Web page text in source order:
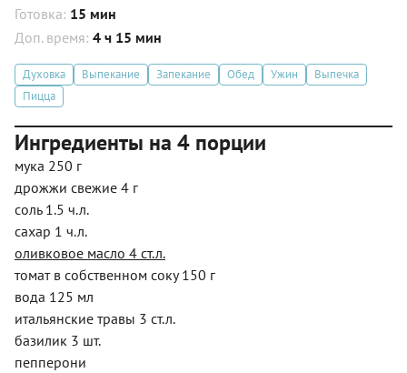
Готовка: 15 мин
Доп. время: 4 ч 15 мин
Духовка Выпекание Запекание Обед Ужин
Выпечка
Пицца
Ингредиенты на 4 порции
мука 250 г
дрожжи свежие 4 г
соль 1.5 ч.л.
сахар 1 ч.л.
оливковое масло 4 ст.л.
томат в собственном соку 150 г
вода 125 мл
итальянские травы 3 ст.л.
базилик 3 шт.
пепперони